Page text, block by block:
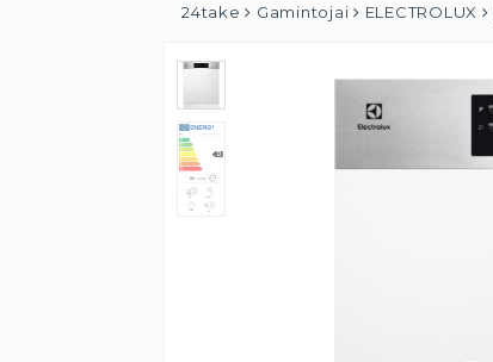
24take Gamintojai ELECTROLUX